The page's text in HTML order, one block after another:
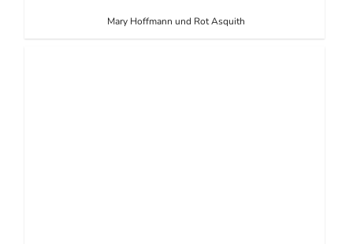
Mary Hoffmann und Rot Asquith